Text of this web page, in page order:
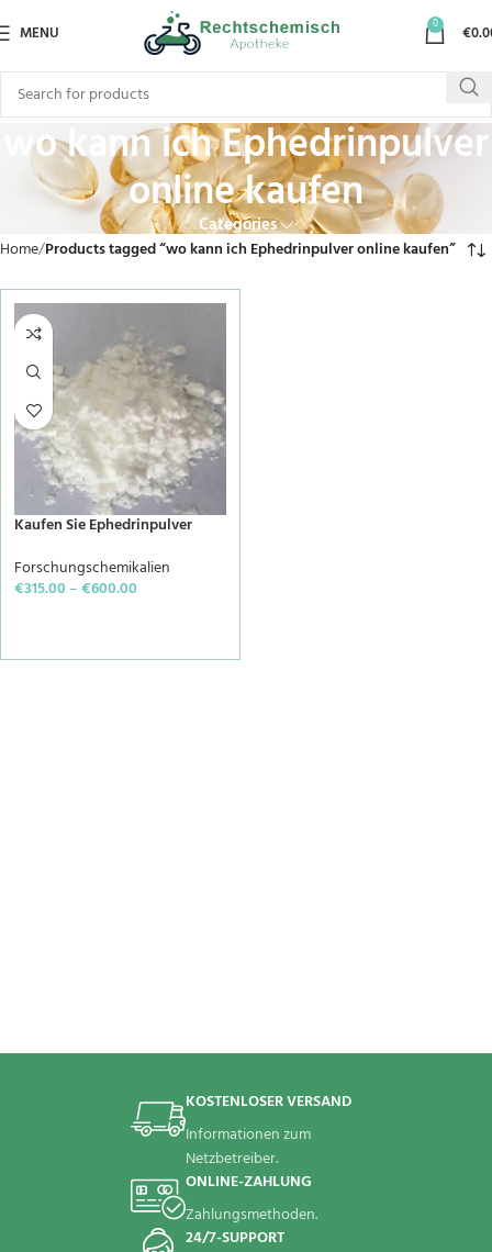
MENU 0 €
wo kann ich Ephedrinpulver
online kaufen
Categories
Home Products tagged “wo kann ich Ephedrinpulver online kaufen”
Kaufen Sie Ephedrinpulver
Forschungschemikalien
€315.00–€600.00
KOSTENLOSER VERSAND
Informationen zum
Netzbetreiber.
ONLINE-ZAHLUNG
Zahlungsmethoden.
24/7-SUPPORT